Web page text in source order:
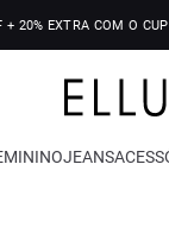
+ 20% EXTRA COM O
JEANS